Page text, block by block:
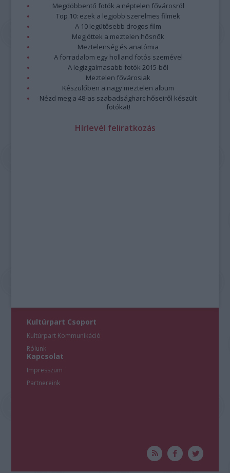
Megdöbbentő fotók a néptelen fővárosról
Top 10: ezek a legjobb szerelmes filmek
A 10 legütősebb drogos film
Megjöttek a meztelen hősnők
Meztelenség és anatómia
A forradalom egy holland fotós szemével
A legizgalmasabb fotók 2015-ből
Meztelen fővárosiak
Készülőben a nagy meztelen album
Nézd meg a 48-as szabadságharc hőseiről készült
fotókat!
Hírlevél feliratkozás
Kultúrpart Csoport
Kultúrpart Kommunikáció
Rólunk
Kapcsolat
Impresszum
Partnereink